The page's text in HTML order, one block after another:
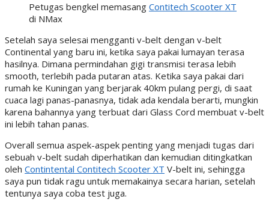
Petugas bengkel memasang Contitech Scooter XT
di NMax
Setelah saya selesai mengganti v-belt dengan v-belt
Continental yang baru ini, ketika saya pakai lumayan terasa
hasilnya. Dimana permindahan gigi transmisi terasa lebih
smooth, terlebih pada putaran atas. Ketika saya pakai dari
rumah ke Kuningan yang berjarak 40km pulang pergi, di saat
cuaca lagi panas-panasnya, tidak ada kendala berarti, mungkin
karena bahannya yang terbuat dari Glass Cord membuat v-belt
ini lebih tahan panas.
Overall semua aspek-aspek penting yang menjadi tugas dari
sebuah v-belt sudah diperhatikan dan kemudian ditingkatkan
oleh Contintental Contitech Scooter XT V-belt ini, sehingga
saya pun tidak ragu untuk memakainya secara harian, setelah
tentunya saya coba test juga.